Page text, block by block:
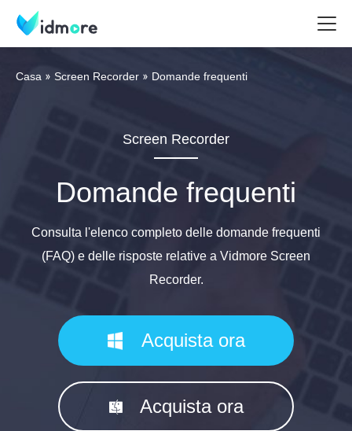
Casa Screen Recorder Domande frequenti
Screen Recorder
Domande frequenti
Consulta l'elenco completo delle domande frequenti
(FAQ) e delle risposte relative a Vidmore Screen
Recorder.
Acquista ora
Acquista ora